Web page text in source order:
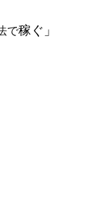
で稼ぐ」